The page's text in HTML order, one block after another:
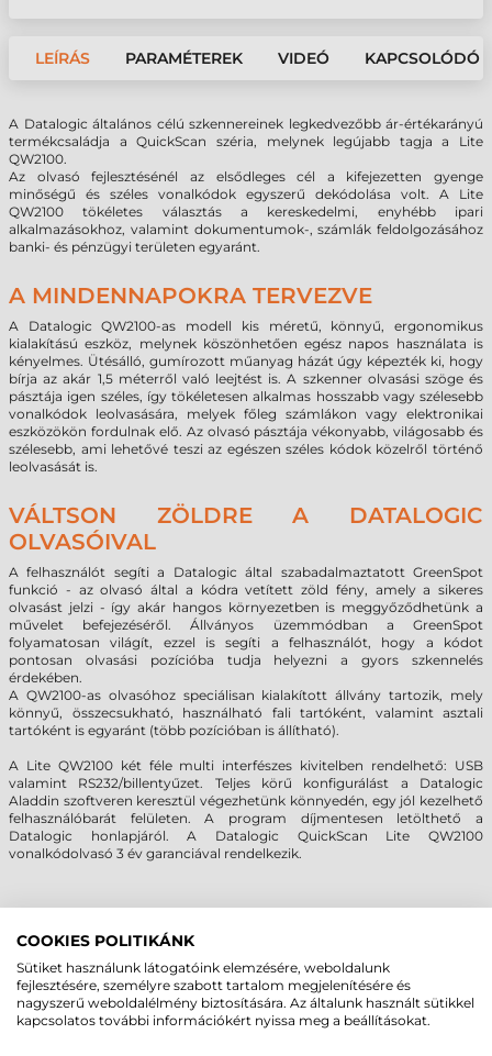
LEÍRÁS PARAMÉTEREK VIDEÓ KAPCSOLÓDÓ
A Datalogic általános célú szkennereinek legkedvezőbb ár-értékarányú
termékcsaládja a QuickScan széria, melynek legújabb tagja a Lite
QW2100.
Az olvasó fejlesztésénél az elsődleges cél a kifejezetten gyenge
minőségű és széles vonalkódok egyszerű dekódolása volt. A Lite
QW2100 tökéletes választás a kereskedelmi, enyhébb ipari
alkalmazásokhoz, valamint dokumentumok-, számlák feldolgozásához
banki- és pénzügyi területen egyaránt.
A MINDENNAPOKRA TERVEZVE
A Datalogic QW2100-as modell kis méretű, könnyű, ergonomikus
kialakítású eszköz, melynek köszönhetően egész napos használata is
kényelmes. Ütésálló, gumírozott műanyag házát úgy képezték ki, hogy
bírja az akár 1,5 méterről való leejtést is. A szkenner olvasási szöge és
pásztája igen széles, így tökéletesen alkalmas hosszabb vagy szélesebb
vonalkódok leolvasására, melyek főleg számlákon vagy elektronikai
eszközökön fordulnak elő. Az olvasó pásztája vékonyabb, világosabb és
szélesebb, ami lehetővé teszi az egészen széles kódok közelről történő
leolvasását is.
VÁLTSON ZÖLDRE A DATALOGIC
OLVASÓIVAL
A felhasználót segíti a Datalogic által szabadalmaztatott GreenSpot
funkció - az olvasó által a kódra vetített zöld fény, amely a sikeres
olvasást jelzi - így akár hangos környezetben is meggyőződhetünk a
művelet befejezéséről. Állványos üzemmódban a GreenSpot
folyamatosan világít, ezzel is segíti a felhasználót, hogy a kódot
pontosan olvasási pozícióba tudja helyezni a gyors szkennelés
érdekében.
A QW2100-as olvasóhoz speciálisan kialakított állvány tartozik, mely
könnyű, összecsukható, használható fali tartóként, valamint asztali
tartóként is egyaránt (több pozícióban is állítható).
A Lite QW2100 két féle multi interfészes kivitelben rendelhető: USB
valamint RS232/billentyűzet. Teljes körű konfigurálást a Datalogic
Aladdin szoftveren keresztül végezhetünk könnyedén, egy jól kezelhető
felhasználóbarát felületen. A program díjmentesen letölthető a
Datalogic honlapjáról. A Datalogic QuickScan Lite QW2100
vonalkódolvasó 3 év garanciával rendelkezik.
VÁSÁRLÓINK VÉLEMÉNYÉT
KÖVESSE BE YOUTUBE CSATORNÁNKAT!
COOKIES POLITIKÁNK
Sütiket használunk látogatóink elemzésére, weboldalunk
fejlesztésére, személyre szabott tartalom megjelenítésére és
nagyszerű weboldalélmény biztosítására. Az általunk használt sütikkel
kapcsolatos további információkért nyissa meg a beállításokat.